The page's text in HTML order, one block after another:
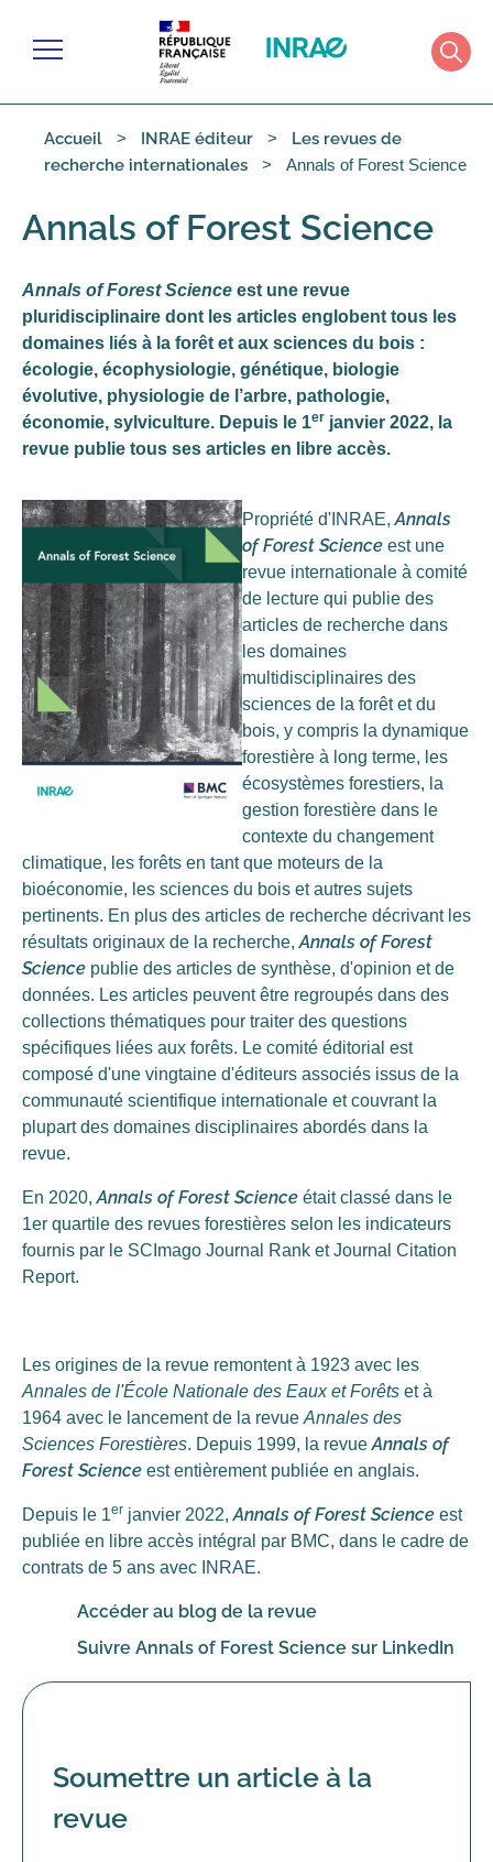
Menu
Accueil INRAE éditeur
Les revues de
recherche internationales
Annals of Forest Science
Annals of Forest Science
Annals of Forest Science est une revue
pluridisciplinaire dont les articles englobent tous les
domaines liés à la forêt et aux sciences du bois :
écologie, écophysiologie, génétique, biologie
évolutive, physiologie de l’arbre, pathologie,
économie, sylviculture. Depuis le 1er janvier 2022, la
revue publie tous ses articles en libre accès.
Propriété d'INRAE,Annals
of Forest Science est une
revue internationale à comité
de lecture qui publie des
articles de recherche dans
les domaines
multidisciplinaires des
sciences de la forêt et du
bois, y compris la dynamique
forestière à long terme, les
écosystèmes forestiers, la
gestion forestière dans le
contexte du changement
climatique, les forêts en tant que moteurs de la
bioéconomie, les sciences du bois et autres sujets
pertinents. En plus des articles de recherche décrivant les
résultats originaux de la recherche,Annals of Forest
Science publie des articles de synthèse, d'opinion et de
données. Les articles peuvent être regroupés dans des
collections thématiques pour traiter des questions
spécifiques liées aux forêts. Le comité éditorial est
composé d'une vingtaine d'éditeurs associés issus de la
communauté scientifique internationale et couvrant la
plupart des domaines disciplinaires abordés dans la
revue.
En 2020,Annals of Forest Science était classé dans le
1er quartile des revues forestières selon les indicateurs
fournis par le SCImago Journal Rank et Journal Citation
Report.
Les origines de la revue remontent à 1923 avec les
Annales de l'École Nationale des Eaux et Forêts et à
1964 avec le lancement de la revue Annales des
Sciences Forestières. Depuis 1999, la revueAnnals of
Forest Science est entièrement publiée en anglais.
Depuis le 1er janvier 2022,Annals of Forest Science est
publiée en libre accès intégral par BMC, dans le cadre de
contrats de 5 ans avec INRAE.
Accéder au blog de la revue
Suivre Annals of Forest Science sur LinkedIn
‎Soumettre un article à la
revue